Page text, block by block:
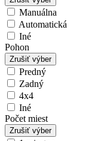
Manuálna
Automatická
Iné
Pohon
Zrušiť výber
Predný
Zadný
4x4
Iné
Počet miest
Zrušiť výber